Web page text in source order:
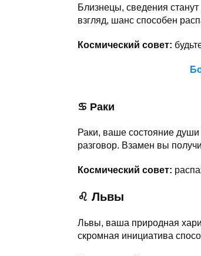
Близнецы, сведения
взгляд, шанс способен
Космический совет:
♋ Раки
Раки, ваше состояние
разговор. Взамен вы
Космический совет:
♌ Львы
Львы, ваша природная
скромная инициатива